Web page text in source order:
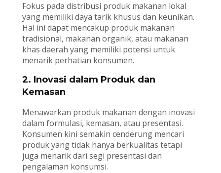
Fokus pada distribusi produk makanan lokal
yang memiliki daya tarik khusus dan keunikan.
Hal ini dapat mencakup produk makanan
tradisional, makanan organik, atau makanan
khas daerah yang memiliki potensi untuk
menarik perhatian konsumen.
2. Inovasi dalam Produk dan
Kemasan
Menawarkan produk makanan dengan inovasi
dalam formulasi, kemasan, atau presentasi.
Konsumen kini semakin cenderung mencari
produk yang tidak hanya berkualitas tetapi
juga menarik dari segi presentasi dan
pengalaman konsumsi.